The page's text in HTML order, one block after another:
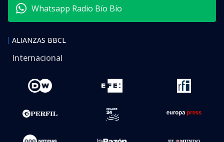
Whatsapp Radio Bío Bío
ALIANZAS BBCL
Internacional